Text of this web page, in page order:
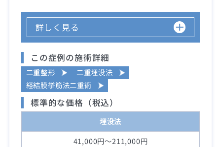
詳しく見る
この症例の施術詳細
二重整形
二重埋没法
経結膜挙筋法二重術
標準的な価格（税込）
埋没法
41,000円～211,000円